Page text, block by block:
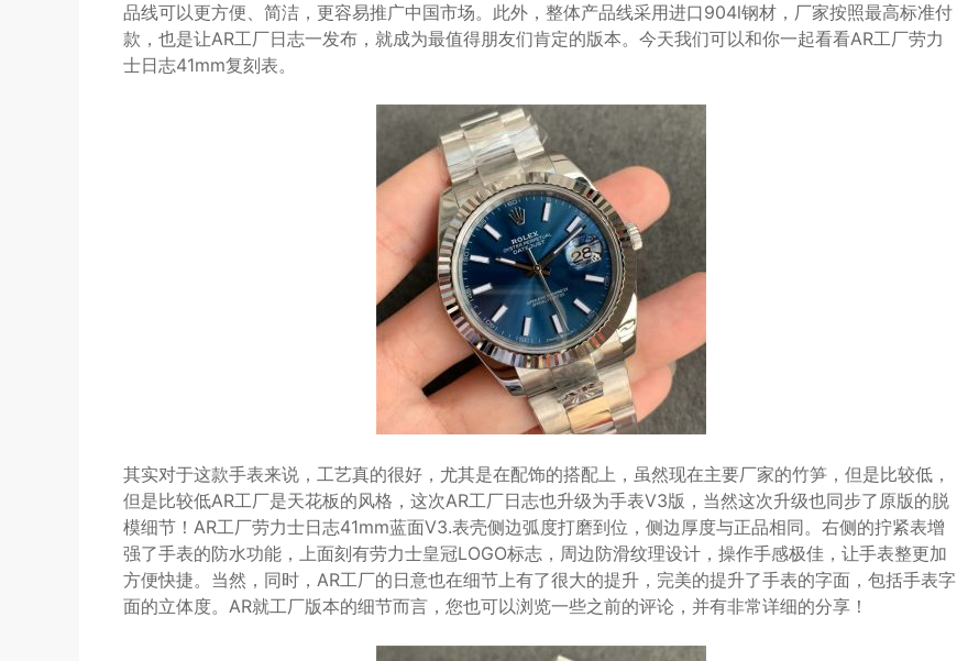
品线可以更方便、简洁，更容易推广中国市场。此外，整体产品线采用进口904l钢材，厂家按照最高标准付
款，也是让AR工厂日志一发布，就成为最值得朋友们肯定的版本。今天我们可以和你一起看看AR工厂劳力
士日志41mm复刻表。
其实对于这款手表来说，工艺真的很好，尤其是在配饰的搭配上，虽然现在主要厂家的竹笋，但是比较低，
但是比较低AR工厂是天花板的风格，这次AR工厂日志也升级为手表V3版，当然这次升级也同步了原版的脱
模细节！AR工厂劳力士日志41mm蓝面V3.表壳侧边弧度打磨到位，侧边厚度与正品相同。右侧的拧紧表增
强了手表的防水功能，上面刻有劳力士皇冠LOGO标志，周边防滑纹理设计，操作手感极佳，让手表整更加
方便快捷。当然，同时，AR工厂的日意也在细节上有了很大的提升，完美的提升了手表的字面，包括手表字
面的立体度。AR就工厂版本的细节而言，您也可以浏览一些之前的评论，并有非常详细的分享！